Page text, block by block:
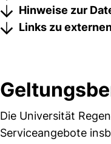
Hinweise zur
Links zu
Die Universität
Serviceangebote